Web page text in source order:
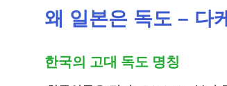
도
분
왜 일본은 독도 – 다
한국의 고대 독도 명칭